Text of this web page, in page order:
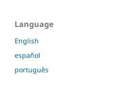
Language
English
español
português